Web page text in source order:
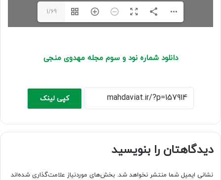
1/69
دانلود شماره نود و سوممجله مهدوی منجی
کپی لینک
دیدگاهتان را بنویسید
نشانی ایمیل شما منتشر نخواهد شد. بخش‌های موردنیاز علامت‌گذاری شده‌اند